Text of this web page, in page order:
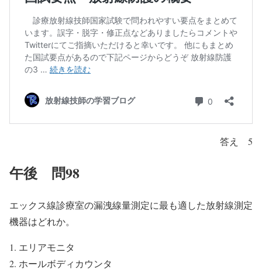
答え 5
午後 問98
エックス線診療室の漏洩線量測定に最も適した放射線測定
機器はどれか。
エリアモニタ
ホールボディカウンタ